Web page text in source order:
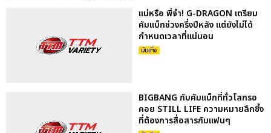
แน่หรือ พี่จ๋า! G-DRAGON เตรียม
คัมแบ็กช่วงครึ่งปีหลัง แต่ยังไม่ได้
กำหนดเวลาที่แน่นอน
บันเทิง
BIGBANG กับคัมแบ็กที่ทั่วโลกรอ
คอย STILL LIFE ความหมายลึกซึ้ง
ที่ต้องการสื่อสารกับแฟนๆ